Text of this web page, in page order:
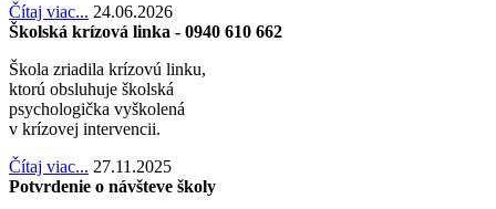
Čítaj viac... 24.06.2026
Školská krízová linka - 0940 610 662
Škola zriadila krízovú linku,
ktorú obsluhuje školská
psychologička vyškolená
v krízovej intervencii.
Čítaj viac... 27.11.2025
Potvrdenie o návšteve školy